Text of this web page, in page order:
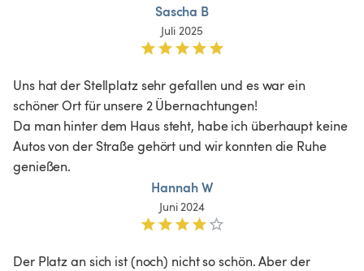
Sascha B
Juli 2025
Uns hat der Stellplatz sehr gefallen und es war ein
schöner Ort für unsere 2 Übernachtungen!
Da man hinter dem Haus steht, habe ich überhaupt keine
Autos von der Straße gehört und wir konnten die Ruhe
genießen.
Hannah W
Juni 2024
Der Platz an sich ist (noch) nicht so schön. Aber der